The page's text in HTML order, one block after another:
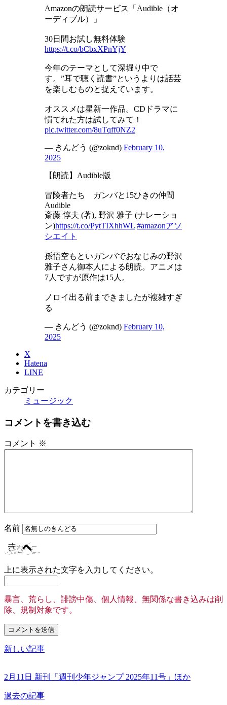
Amazonの朗読サービス「Audible（オ
ーディブル）」
30日間お試し無料体験
https://t.co/bCbxXPnYjY
今年のテーマとして深堀り中で
す。”耳で聴く読書”というよりは話芸
を楽しむものと捉えています。
オススメは星新一作品。CDドラマに
慣てれた方は試してみて！
pic.twitter.com/8uTqff0NZ2
— きんどう (@zoknd) February 10,
2025
【朗読】Audible版
冒険者たち ガンバと15ひきの仲間
Audible
斎藤 惇夫 (著), 野沢 雅子 (ナレーショ
ン)https://t.co/PytTIXhhWL #amazonアソ
シエイト
孫悟空もといガンバでおなじみの野沢
雅子さん御本人による朗読。アニメは
7人ですが原作は15人。
ノロイ出る前まできましたが複雑すぎ
る
— きんどう (@zoknd) February 10,
2025
X
Hatena
LINE
カテゴリー
ミュージック
コメントを書き込む
コメント ※
名前
上に表示された文字を入力してください。
暴言、荒らし、誹謗中傷、個人情報、無関係な書き込みは削
除、規制対象です。
新しい記事
2月11日 新刊「週刊少年ジャンプ 2025年11号」ほか
過去の記事